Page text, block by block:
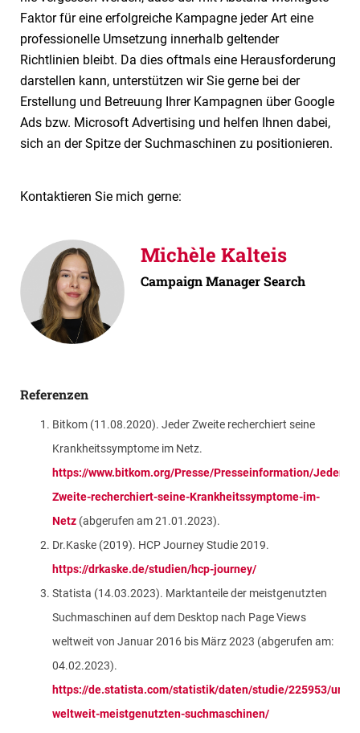
Faktor für eine erfolgreiche Kampagne jeder Art eine
professionelle Umsetzung innerhalb geltender
Richtlinien bleibt. Da dies oftmals eine Herausforderung
darstellen kann, unterstützen wir Sie gerne bei der
Erstellung und Betreuung Ihrer Kampagnen über Google
Ads bzw. Microsoft Advertising und helfen Ihnen dabei,
sich an der Spitze der Suchmaschinen zu positionieren.
Kontaktieren Sie mich gerne:
Michèle Kalteis
Campaign Manager Search
Referenzen
Bitkom (11.08.2020). Jeder Zweite recherchiert seine
Krankheitssymptome im Netz.
https://www.bitkom.org/Presse/Presseinformation/Jeder-
Zweite-recherchiert-seine-Krankheitssymptome-im-
Netz (abgerufen am 21.01.2023).
Dr.Kaske (2019). HCP Journey Studie 2019.
https://drkaske.de/studien/hcp-journey/
Statista (14.03.2023). Marktanteile der meistgenutzten
Suchmaschinen auf dem Desktop nach Page Views
weltweit von Januar 2016 bis März 2023 (abgerufen am:
04.02.2023).
https://de.statista.com/statistik/daten/studie/225953/
weltweit-meistgenutzten-suchmaschinen/